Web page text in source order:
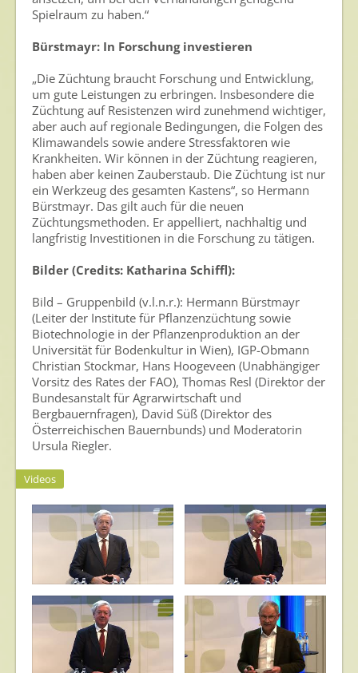
Spielraum zu haben.“
Bürstmayr: In Forschung investieren
„Die Züchtung braucht Forschung und Entwicklung,
um gute Leistungen zu erbringen. Insbesondere die
Züchtung auf Resistenzen wird zunehmend wichtiger,
aber auch auf regionale Bedingungen, die Folgen des
Klimawandels sowie andere Stressfaktoren wie
Krankheiten. Wir können in der Züchtung reagieren,
haben aber keinen Zauberstaub. Die Züchtung ist nur
ein Werkzeug des gesamten Kastens“, so Hermann
Bürstmayr. Das gilt auch für die neuen
Züchtungsmethoden. Er appelliert, nachhaltig und
langfristig Investitionen in die Forschung zu tätigen.
Bilder (Credits: Katharina Schiffl):
Bild – Gruppenbild (v.l.n.r.): Hermann Bürstmayr
(Leiter der Institute für Pflanzenzüchtung sowie
Biotechnologie in der Pflanzenproduktion an der
Universität für Bodenkultur in Wien), IGP-Obmann
Christian Stockmar, Hans Hoogeveen (Unabhängiger
Vorsitz des Rates der FAO), Thomas Resl (Direktor der
Bundesanstalt für Agrarwirtschaft und
Bergbauernfragen), David Süß (Direktor des
Österreichischen Bauernbunds) und Moderatorin
Ursula Riegler.
Videos